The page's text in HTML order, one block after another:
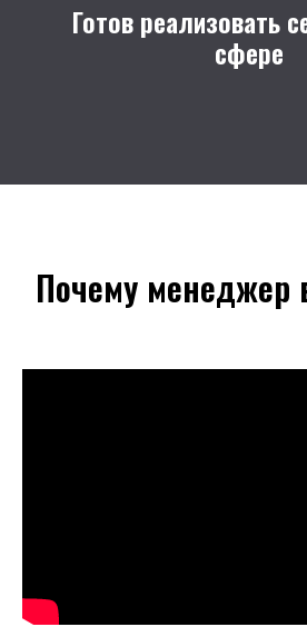
Готов реализовать
сфере
Почему менеджер